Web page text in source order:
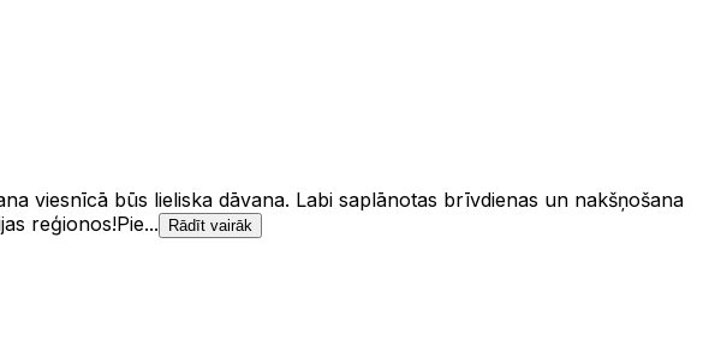
viesnīcā būs lieliska dāvana. Labi saplānotas brīvdienas un nakšņošana
reģionos!Pie...
Rādīt vairāk